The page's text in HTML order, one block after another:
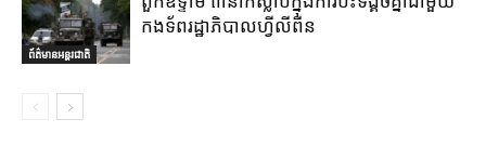
ព័ត៌មានអន្តរជាតិ
កងទ័ពរដ្ឋាភិបាលហ្វីលីពីន